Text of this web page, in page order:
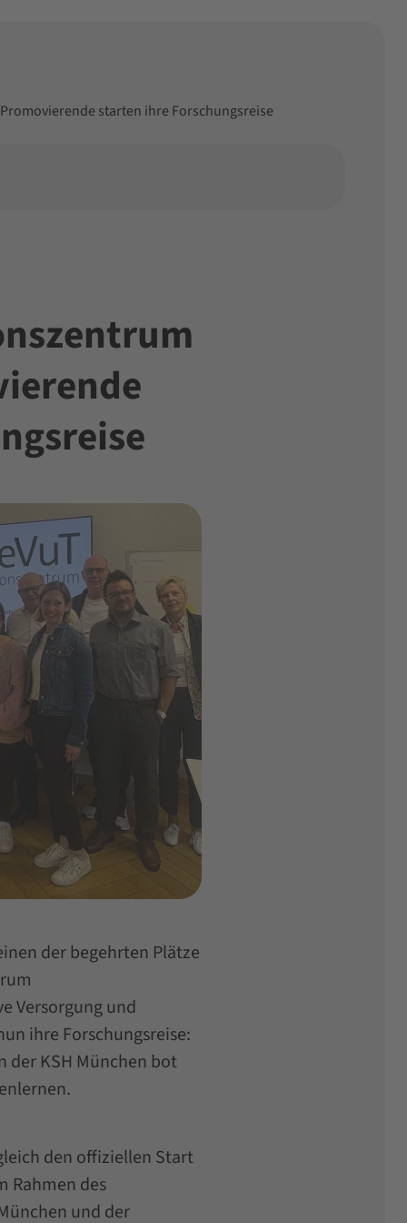
starten ihre Forschungsreise
der begehrten Plätze
Versorgung und
ihre Forschungsreise:
der KSH München bot
den offiziellen Start
Rahmen des
und der